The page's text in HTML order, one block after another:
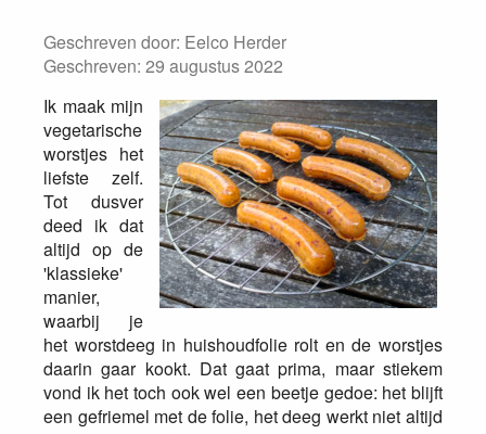
Geschreven door: Eelco Herder
Geschreven: 29 augustus 2022
Ik maak mijn
vegetarische
worstjes het
liefste zelf.
Tot dusver
deed ik dat
altijd op de
'klassieke'
manier,
waarbij je
het worstdeeg in huishoudfolie rolt en de worstjes
daarin gaar kookt. Dat gaat prima, maar stiekem
vond ik het toch ook wel een beetje gedoe: het blijft
een gefriemel met de folie, het deeg werkt niet altijd